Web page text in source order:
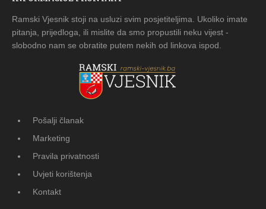
Ramski Vjesnik stoji na usluzi svim posjetiteljima. Ukoliko imate
pitanja, prijedloga, ili mislite da smo propustili neku vijest -
slobodno nam se obratite putem nekih od linkova ispod.
Pošalji članak
Marketing
Pravila privatnosti
Uvjeti korištenja
Kontakt